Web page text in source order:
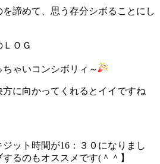
諦めて、思う存分シボることにし
ゃいコンシボリィ～
に向かってくれるとイイですね
ジット時間が16：３０になりまし
るのもオススメです(＾＾】